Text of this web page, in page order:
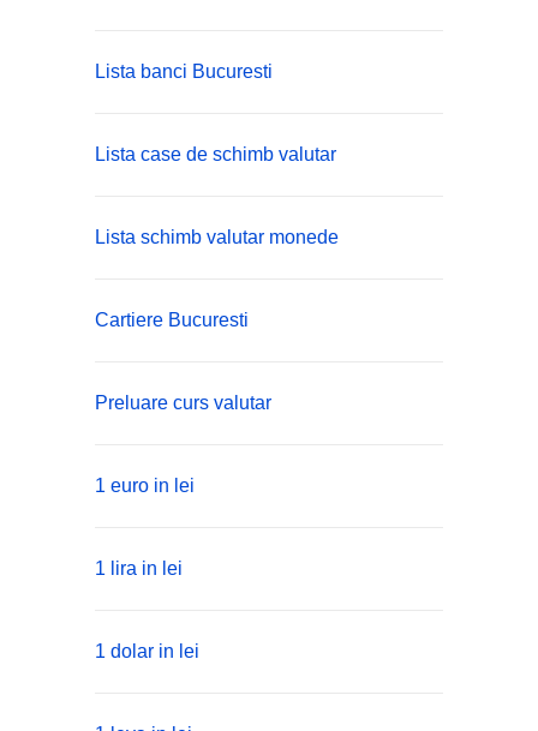
Lista banci Bucuresti
Lista case de schimb valutar
Lista schimb valutar monede
Cartiere Bucuresti
Preluare curs valutar
1 euro in lei
1 lira in lei
1 dolar in lei